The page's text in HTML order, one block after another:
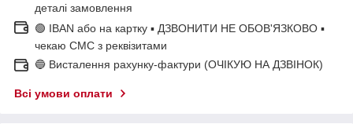
деталі замовлення
🟢 IBAN або на картку ▪ ДЗВОНИТИ НЕ ОБОВ'ЯЗКОВО ▪
чекаю СМС з реквізитами
🔵 Висталення рахунку-фактури (ОЧІКУЮ НА ДЗВІНОК)
Всі умови оплати